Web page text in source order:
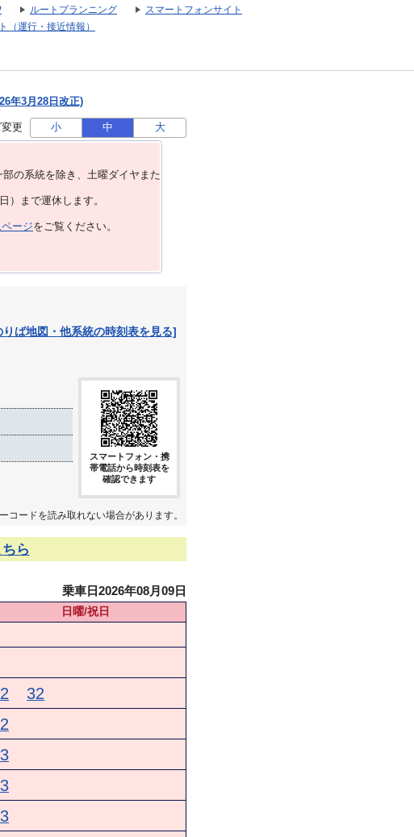
ルートプランニング
スマートフォンサイト
（運行・接近情報）
年3月28日改正)
更 小 中 大
の系統を除き、⼟曜ダイヤまた
まで運休します。
ージをご覧ください。
りば地図・他系統の時刻表を見る]
スマートフォン・携
帯電話から時刻表を
確認できます
ードを読み取れない場合があります。
ら
乗車日2026年08月09日
日曜/祝日
32